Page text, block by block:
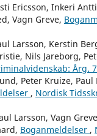
Ericsson, Inkeri
Vagn Greve,
Larsson, Kerstin
Nils Jareborg,
Årg.
Peter Kruize,
, Nordisk
Larsson, Vagn
Boganmeldelser ,